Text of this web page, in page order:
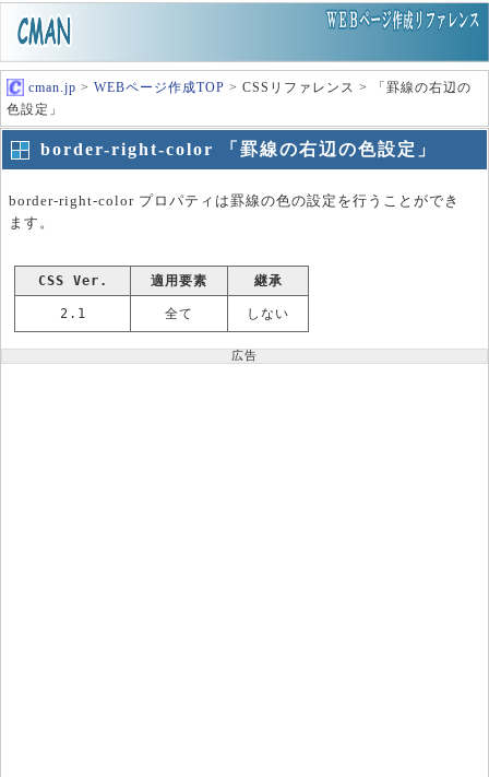
cman.jp > WEBページ作成TOP > CSSリファレンス > 「罫線の右辺の
色設定」
border-right-color 「罫線の右辺の色設定」
border-right-color プロパティは罫線の色の設定を行うことができ
ます。
CSS Ver. 適用要素 継承
2.1 全て しない
広告